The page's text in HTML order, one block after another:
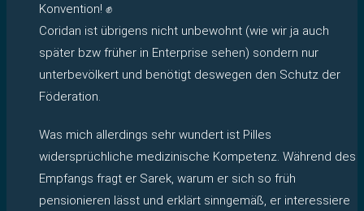
Konvention! ✊
Coridan ist übrigens nicht unbewohnt (wie wir ja auch
später bzw früher in Enterprise sehen) sondern nur
unterbevölkert und benötigt deswegen den Schutz der
Föderation.
Was mich allerdings sehr wundert ist Pilles
widersprüchliche medizinische Kompetenz. Während des
Empfangs fragt er Sarek, warum er sich so früh
pensionieren lässt und erklärt sinngemäß, er interessiere